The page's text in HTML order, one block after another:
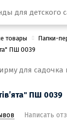
товары
Папки-
ПШ 0039
ПШ 0039
Написать